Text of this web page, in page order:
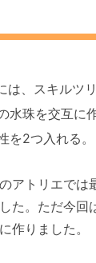
、スキルツ
水珠を交互に
を2つ入れる。
アトリエでは
た。ただ今回
作りました。